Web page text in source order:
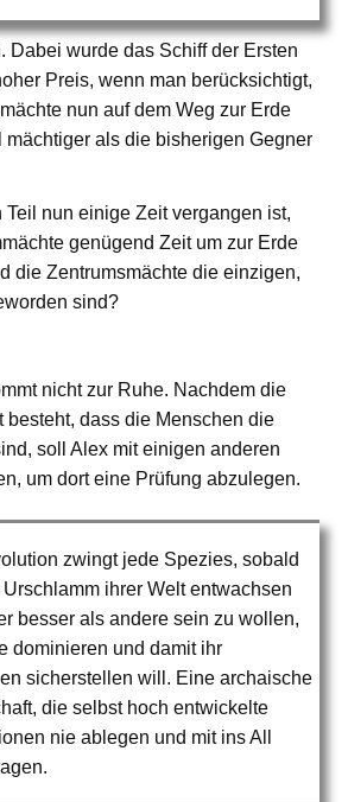
Dabei wurde das Schiff der Ersten
Preis, wenn man berücksichtigt,
nun auf dem Weg zur Erde
als die bisherigen Gegner
Teil nun einige Zeit vergangen ist,
genügend Zeit um zur Erde
die Zentrumsmächte die einzigen,
sind?
nicht zur Ruhe. Nachdem die
besteht, dass die Menschen die
soll Alex mit einigen anderen
um dort eine Prüfung abzulegen.
zwingt jede Spezies, sobald
ihrer Welt entwachsen
besser als andere sein zu wollen,
dominieren und damit ihr
sicherstellen will. Eine archaische
die selbst hoch entwickelte
nie ablegen und mit ins All